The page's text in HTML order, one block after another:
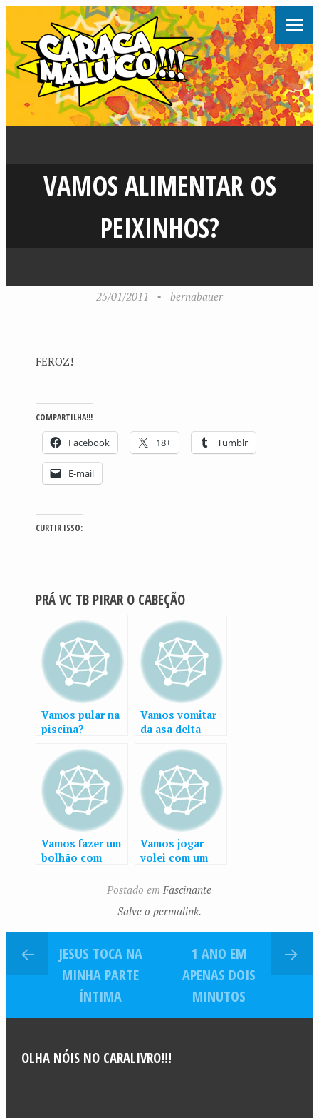
VAMOS ALIMENTAR OS
PEIXINHOS?
25/01/2011 • bernabauer
FEROZ!
COMPARTILHA!!!
Facebook 18+ Tumblr
E-mail
CURTIR ISSO:
PRÁ VC TB PIRAR O CABEÇÃO
Vamos pular na
piscina?
Vamos vomitar
da asa delta
Vamos fazer um
bolhão com
Vamos jogar
volei com um
Postado emFascinante
Salve o permalink.
JESUS TOCA NA
MINHA PARTE
ÍNTIMA
1 ANO EM
APENAS DOIS
MINUTOS
OLHA NÓIS NO CARALIVRO!!!